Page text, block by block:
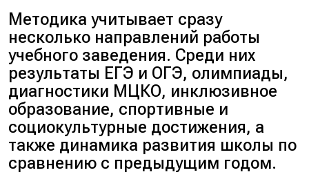
Методика учитывает сразу
несколько направлений работы
учебного заведения. Среди них
результаты ЕГЭ и ОГЭ, олимпиады,
диагностики МЦКО, инклюзивное
образование, спортивные и
социокультурные достижения, а
также динамика развития школы по
сравнению с предыдущим годом.